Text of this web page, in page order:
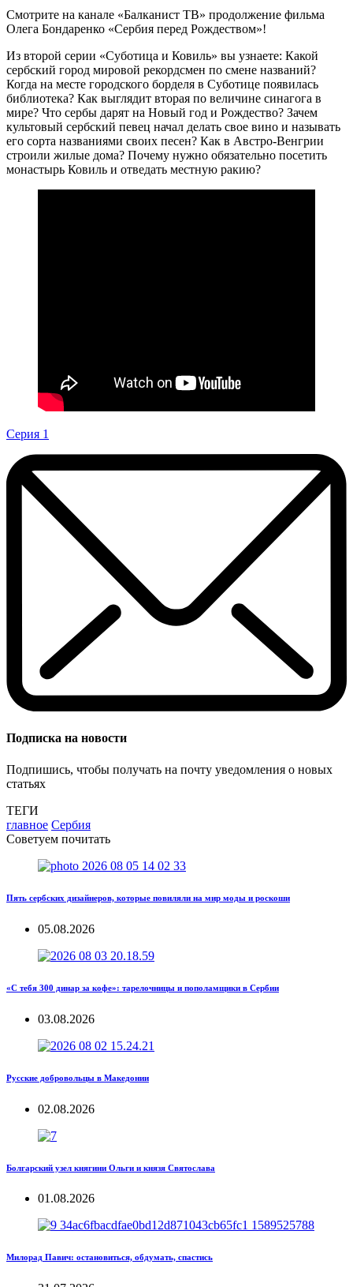
Смотрите на канале «Балканист ТВ» продолжение фильма
Олега Бондаренко «Сербия перед Рождеством»!
Из второй серии «Суботица и Ковиль» вы узнаете: Какой
сербский город мировой рекордсмен по смене названий?
Когда на месте городского борделя в Суботице появилась
библиотека? Как выглядит вторая по величине синагога в
мире? Что сербы дарят на Новый год и Рождество? Зачем
культовый сербский певец начал делать свое вино и называть
его сорта названиями своих песен? Как в Австро-Венгрии
строили жилые дома? Почему нужно обязательно посетить
монастырь Ковиль и отведать местную ракию?
Серия 1
Подписка на новости
Подпишись, чтобы получать на почту уведомления о новых
статьях
ТЕГИ
главное Сербия
Советуем почитать
Пять сербских дизайнеров, которые повиляли на мир моды и роскоши
05.08.2026
«С тебя 300 динар за кофе»: тарелочницы и пополамщики в Сербии
03.08.2026
Русские добровольцы в Македонии
02.08.2026
Болгарский узел княгини Ольги и князя Святослава
01.08.2026
Милорад Павич: остановиться, обдумать, спастись